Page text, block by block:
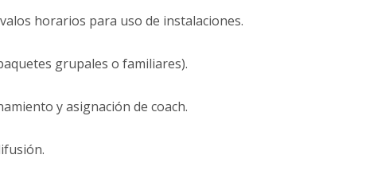
horarios para uso de instalaciones.
grupales o familiares).
y asignación de coach.